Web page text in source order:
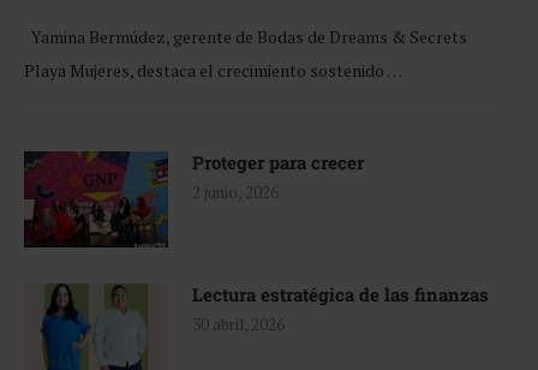
Yamina Bermúdez, gerente de Bodas de Dreams & Secrets
Playa Mujeres, destaca el crecimiento sostenido …
Proteger para crecer
2 junio, 2026
Lectura estratégica de las finanzas
30 abril, 2026